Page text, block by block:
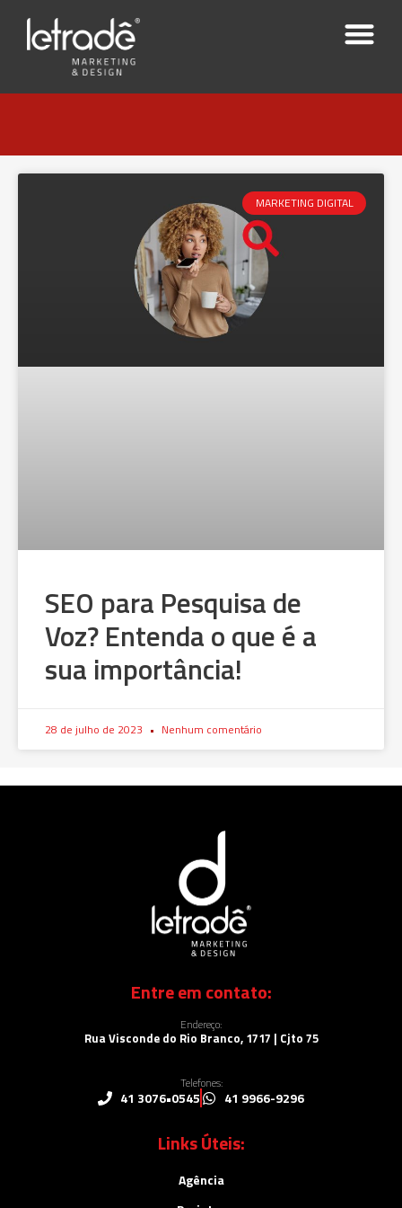
MARKETING DIGITAL
SEO para Pesquisa de
Voz? Entenda o que é a
sua importância!
28 de julho de 2023 Nenhum comentário
Entre em contato:
Endereço:
Rua Visconde do Rio Branco, 1717 | Cjto 75
Telefones:
41 3076•0545 41 9966-9296
Links Úteis:
Agência